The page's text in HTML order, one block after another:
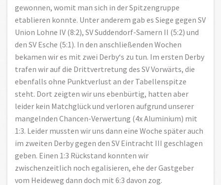
gewonnen, womit man sich in der Spitzengruppe
etablieren konnte. Unter anderem gab es Siege gegen SV
Union Lohne IV (8:2), SV Suddendorf-Samern II (5:2) und
den SV Esche (5:1). In den anschließenden Wochen
bekamen wir es mit zwei Derby‘s zu tun. Im ersten Derby
trafen wir auf die Drittvertretung des SV Vorwärts, die
ebenfalls ohne Punktverlust an der Tabellenspitze
steht. Dort zeigten wir uns ebenbürtig, hatten aber
leider kein Matchglück und verloren aufgrund unserer
mangelnden Chancen-Verwertung (4x Aluminium) mit
1:3. Leider mussten wir uns dann eine Woche später auch
im zweiten Derby gegen den SV Eintracht III geschlagen
geben. Einen 1:3 Rückstand konnten wir
zwischenzeitlich noch egalisieren, ehe der Gastgeber
vom Heideweg dann doch mit 6:3 davon zog.